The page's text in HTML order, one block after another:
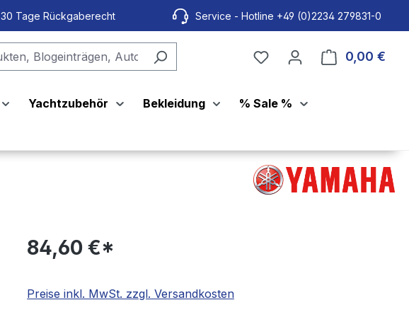
30 Tage Rückgaberecht Service - Hotline +49 (0)2234 279831-0
0,00 €
Yachtzubehör Bekleidung % Sale %
84,60 €*
Preise inkl. MwSt. zzgl. Versandkosten